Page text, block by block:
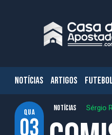
NOTÍCIAS ARTIGOS
qua
03
NOTÍCIAS Sérgio